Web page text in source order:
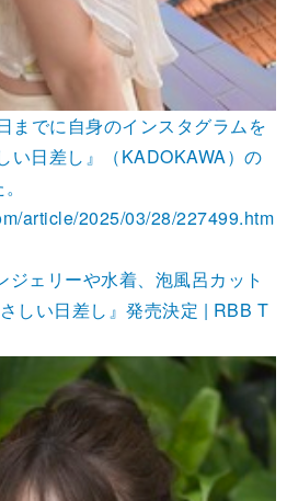
までに自身のインスタグラムを
い日差し』（KADOKAWA）の
article/2025/03/28/227499.htm
ェリーや水着、泡風呂カット
しい日差し』発売決定 | RBB T